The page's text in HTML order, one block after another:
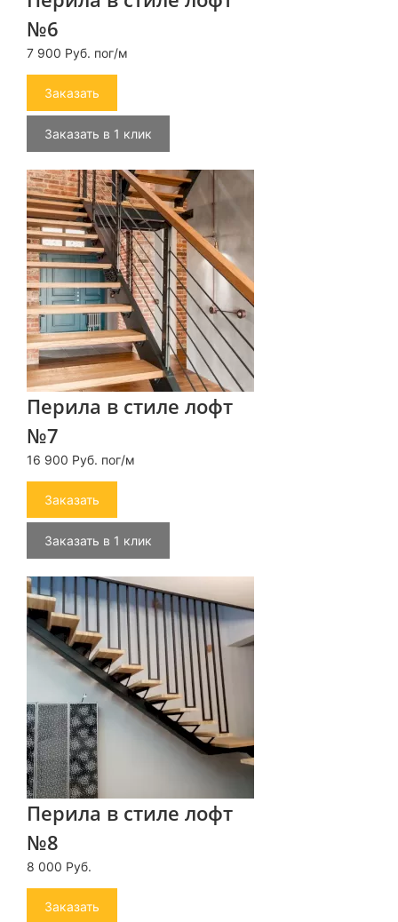
№6
7 900 Руб. пог/м
Заказать
Заказать в 1 клик
Перила в стиле лофт
№7
16 900 Руб. пог/м
Заказать
Заказать в 1 клик
Перила в стиле лофт
№8
8 000 Руб.
Заказать